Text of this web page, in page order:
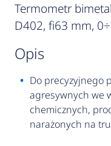
Termometr
D402, fi63 mm,
opis
Do precyzyjnego
agresywnych we
chemicznych,
narażonych na